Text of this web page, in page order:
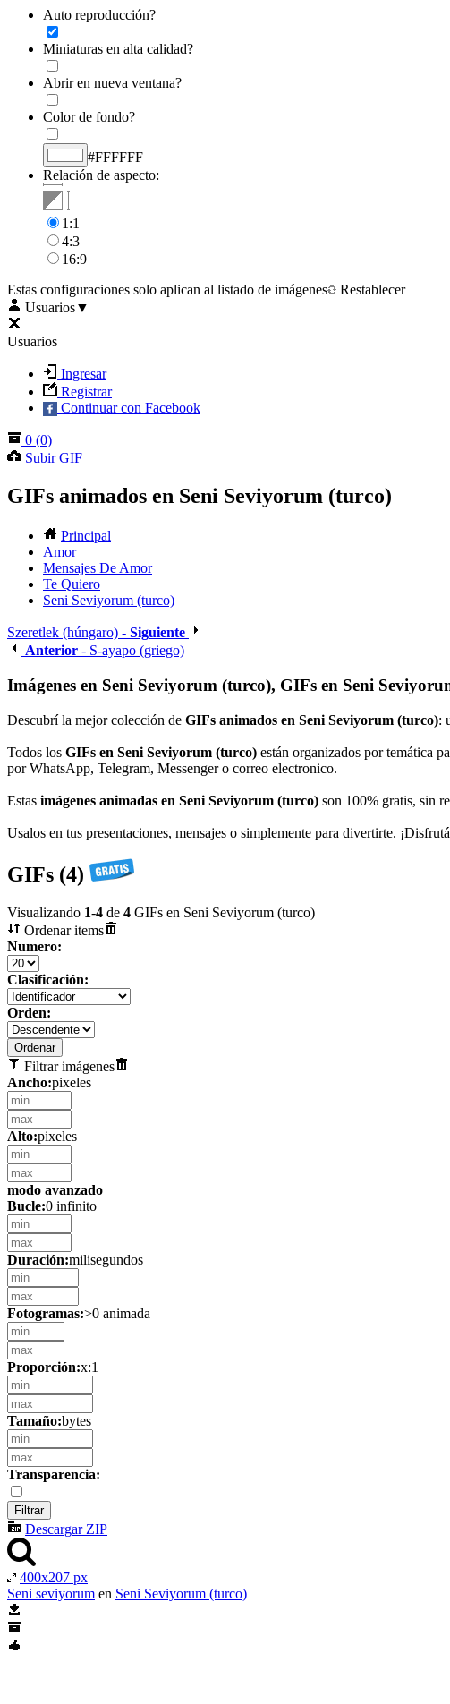
Auto reproducción?
Miniaturas en alta calidad?
Abrir en nueva ventana?
Color de fondo?
#FFFFFF
Relación de aspecto:
1:1
4:3
16:9
Estas configuraciones solo aplican al listado de imágenes
Restablecer
Usuarios▼
Usuarios
Ingresar
Registrar
Continuar con Facebook
0 (0)
Subir GIF
GIFs animados en Seni Seviyorum (turco)
Principal
Amor
Mensajes De Amor
Te Quiero
Seni Seviyorum (turco)
Szeretlek (húngaro) - Siguiente
Anterior - S-ayapo (griego)
Imágenes en Seni Seviyorum (turco), GIFs en Seni
Descubrí la mejor colección de GIFs animados en Seni Seviyorum (turco):
Todos los GIFs en Seni Seviyorum (turco) están organizados por temática
por WhatsApp, Telegram, Messenger o correo electronico.
Estas imágenes animadas en Seni Seviyorum (turco) son 100% gratis, sin
Usalos en tus presentaciones, mensajes o simplemente para divertirte.
GIFs (4)
Visualizando 1-4 de 4 GIFs en Seni Seviyorum (turco)
Ordenar items
Numero:
Clasificación:
Orden:
Filtrar imágenes
Ancho:pixeles
Alto:pixeles
modo avanzado
Bucle:0 infinito
Duración:milisegundos
Fotogramas:>0 animada
Proporción:x:1
Tamaño:bytes
Transparencia:
Descargar ZIP
400x207 px
Seni seviyorum en Seni Seviyorum (turco)